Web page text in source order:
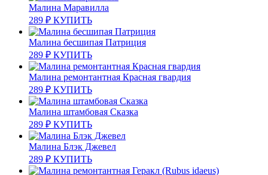
Малина Маравилла
289 ₽ КУПИТЬ
Малина бесшипая Патриция
289 ₽ КУПИТЬ
Малина ремонтантная Красная гвардия
289 ₽ КУПИТЬ
Малина штамбовая Сказка
289 ₽ КУПИТЬ
Малина Блэк Джевел
289 ₽ КУПИТЬ